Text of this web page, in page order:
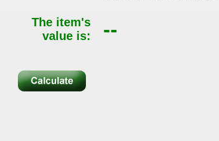
The item's
value is:
--